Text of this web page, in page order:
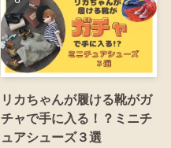
リカちゃんが履ける靴がガ
チャで手に入る！？ミニチ
ュアシューズ３選